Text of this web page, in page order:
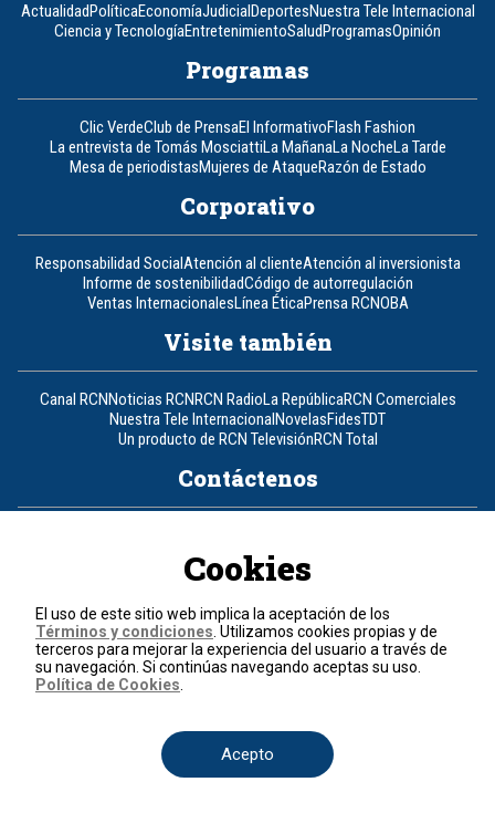
Actualidad PolíticaEconomíaJudicial DeportesNuestra Tele Internacional
Ciencia y TecnologíaEntretenimientoSalud ProgramasOpinión
Programas
Clic VerdeClub de PrensaEl InformativoFlash Fashion
La entrevista de Tomás MosciattiLa MañanaLa NocheLa Tarde
Mesa de periodistasMujeres de AtaqueRazón de Estado
Corporativo
Responsabilidad SocialAtención al clienteAtención al inversionista
Informe de sostenibilidadCódigo de autorregulación
Ventas InternacionalesLínea ÉticaPrensa RCNOBA
Visite también
Canal RCN Noticias RCN RCN RadioLa RepúblicaRCN Comerciales
Nuestra Tele Internacional NovelasFidesTDT
Un producto de RCN TelevisiónRCN Total
Contáctenos
Política de cookies
Términos y condiciones
© 2026, RCN Medios.
Todos los derechos reservados.
Cookies
El uso de este sitio web implica la aceptación de los
Términos y condiciones . Utilizamos cookies propias y de
terceros para mejorar la experiencia del usuario a través de
su navegación. Si continúas navegando aceptas su uso.
Política de Cookies
Acepto